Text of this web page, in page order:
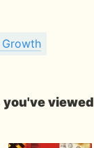
you've viewed